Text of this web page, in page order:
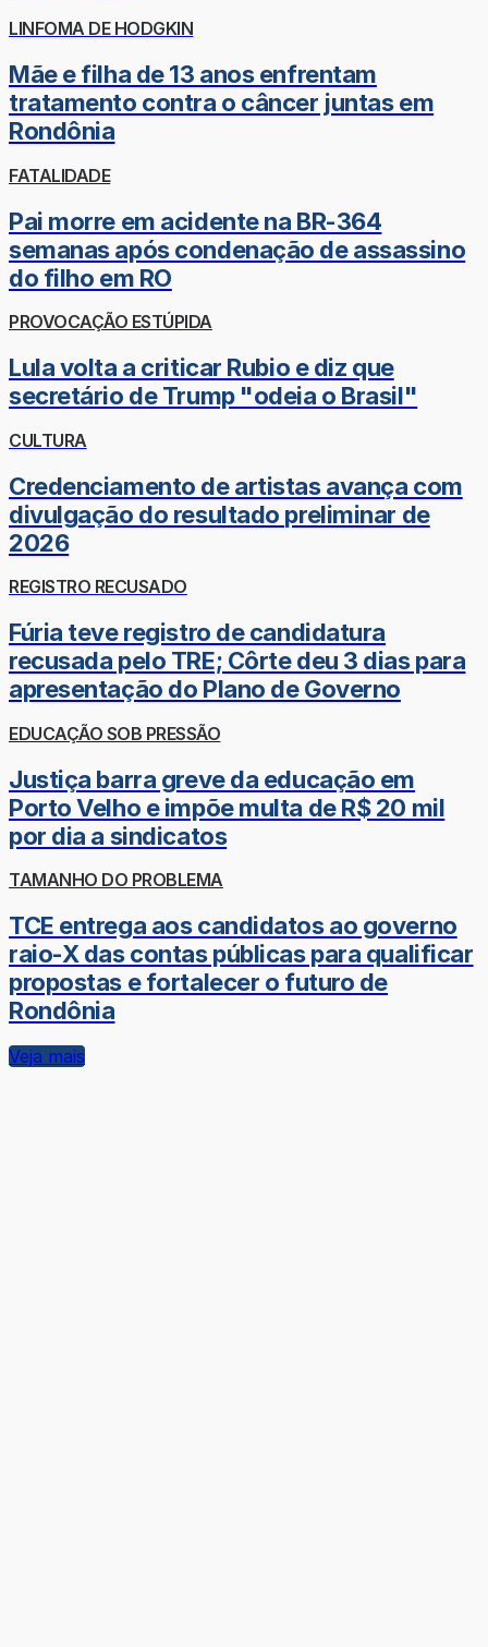
LINFOMA DE HODGKIN
Mãe e filha de 13 anos enfrentam
tratamento contra o câncer juntas em
Rondônia
FATALIDADE
Pai morre em acidente na BR-364
semanas após condenação de assassino
do filho em RO
PROVOCAÇÃO ESTÚPIDA
Lula volta a criticar Rubio e diz que
secretário de Trump "odeia o Brasil"
CULTURA
Credenciamento de artistas avança com
divulgação do resultado preliminar de
2026
REGISTRO RECUSADO
Fúria teve registro de candidatura
recusada pelo TRE; Côrte deu 3 dias para
apresentação do Plano de Governo
EDUCAÇÃO SOB PRESSÃO
Justiça barra greve da educação em
Porto Velho e impõe multa de R$ 20 mil
por dia a sindicatos
TAMANHO DO PROBLEMA
TCE entrega aos candidatos ao governo
raio-X das contas públicas para qualificar
propostas e fortalecer o futuro de
Rondônia
Veja mais